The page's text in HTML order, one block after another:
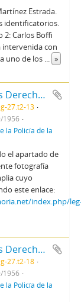
Estrada.
identificatorios.
2: Carlos Boffi
intervenida con
uno de los ... »
13 – Liga Argentina por los Derechos del Hombre - Asamblea gral. de filiales y conferencia
27.t2-13
1956
la Policía de la
el apartado de
fotografía
cuyo
este enlace:
index.php/
18 – Liga Argentina por los Derechos del Hombre - Asamblea gral. de filiales y conferencia
27.t2-18
1956
la Policía de la